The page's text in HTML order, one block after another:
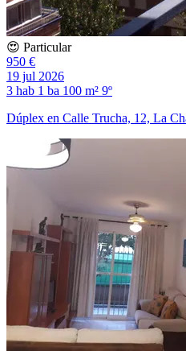
😍 Particular
950 €
19 jul 2026
3 hab 1 ba 100 m² 9º
Dúplex en Calle Trucha, 12, La